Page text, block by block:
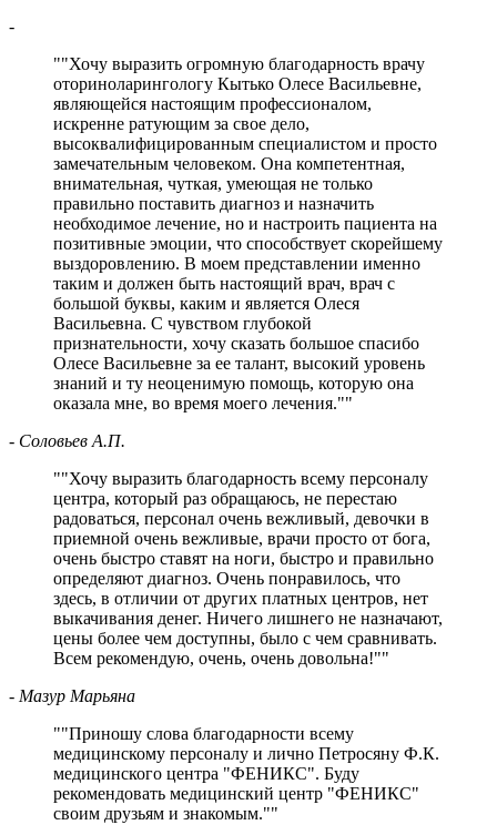
-
" Хочу выразить огромную благодарность врачу
оториноларингологу Кытько Олесе Васильевне,
являющейся настоящим профессионалом,
искренне ратующим за свое дело,
высоквалифицированным специалистом и просто
замечательным человеком. Она компетентная,
внимательная, чуткая, умеющая не только
правильно поставить диагноз и назначить
необходимое лечение, но и настроить пациента на
позитивные эмоции, что способствует скорейшему
выздоровлению. В моем представлении именно
таким и должен быть настоящий врач, врач с
большой буквы, каким и является Олеся
Васильевна. С чувством глубокой
признательности, хочу сказать большое спасибо
Олесе Васильевне за ее талант, высокий уровень
знаний и ту неоценимую помощь, которую она
оказала мне, во время моего лечения. "
- Соловьев А.П.
" Хочу выразить благодарность всему персоналу
центра, который раз обращаюсь, не перестаю
радоваться, персонал очень вежливый, девочки в
приемной очень вежливые, врачи просто от бога,
очень быстро ставят на ноги, быстро и правильно
определяют диагноз. Очень понравилось, что
здесь, в отличии от других платных центров, нет
выкачивания денег. Ничего лишнего не назначают,
цены более чем доступны, было с чем сравнивать.
Всем рекомендую, очень, очень довольна! "
- Мазур Марьяна
" Приношу слова благодарности всему
медицинскому персоналу и лично Петросяну Ф.К.
медицинского центра "ФЕНИКС". Буду
рекомендовать медицинский центр "ФЕНИКС"
своим друзьям и знакомым. "